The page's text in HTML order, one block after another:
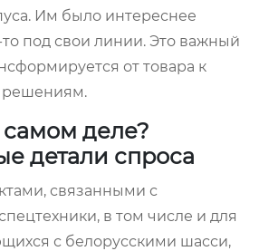
Им было интереснее
то под свои линии. Это важный
от товара к
решениям.
деле?
детали спроса
связанными с
в том числе и для
с белорусскими шасси,